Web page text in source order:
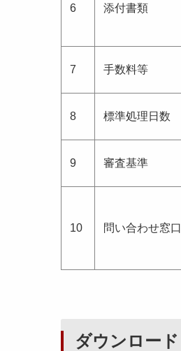
6 添付書類
7 手数料等
8 標準処理日数
9 審査基準
10 問い合わせ窓口
ダウンロード